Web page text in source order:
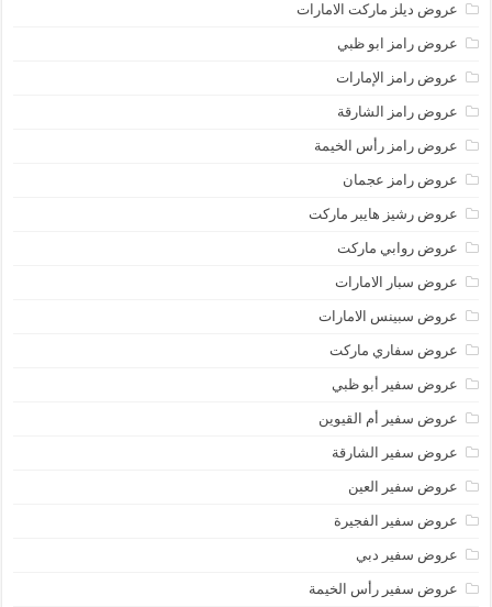
عروض ديلز ماركت الامارات
عروض رامز ابو ظبي
عروض رامز الإمارات
عروض رامز الشارقة
عروض رامز رأس الخيمة
عروض رامز عجمان
عروض رشيز هايبر ماركت
عروض روابي ماركت
عروض سبار الامارات
عروض سبينس الامارات
عروض سفاري ماركت
عروض سفير أبو ظبي
عروض سفير أم القيوين
عروض سفير الشارقة
عروض سفير العين
عروض سفير الفجيرة
عروض سفير دبي
عروض سفير رأس الخيمة